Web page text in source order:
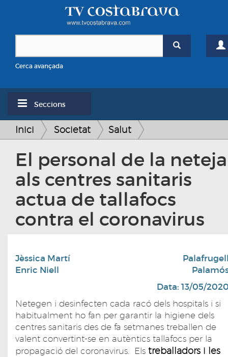
Cerca avançada
Seccions
Inici Societat Salut
El personal de la neteja
als centres sanitaris
actua de tallafocs
contra el coronavirus
Jèssica Martí
Enric Niell
Data: 13/05/
Netegen i desinfecten cada racó dels hospitals i si
habitualment ho fan per garantir la higiene dels
centres sanitaris des de fa setmanes treballen de
valent convertint-se en autèntics tallafocs per la
propagació del coronavirus. Els treballadors i les